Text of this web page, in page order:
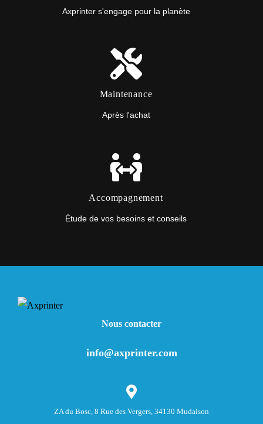
Axprinter s'engage pour la planète
Maintenance
Après l'achat
Accompagnement
Étude de vos besoins et conseils
Nous contacter
info@axprinter.com
ZA du Bosc, 8 Rue des Vergers, 34130 Mudaison